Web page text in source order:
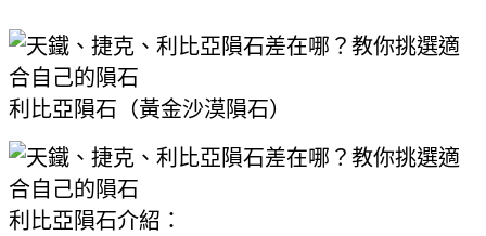
利比亞隕石（黃金沙漠隕石）
利比亞隕石介紹：